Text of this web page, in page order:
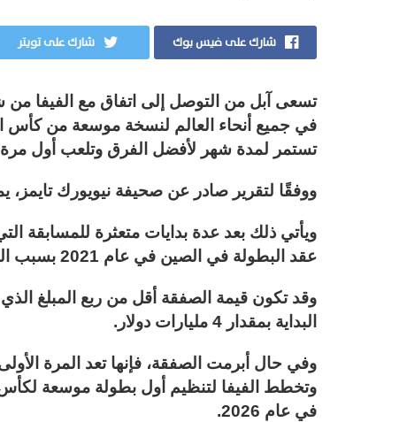
شارك على فيس بوك شارك على تويتر
تسعى آبل من التوصل إلى اتفاق مع الفيفا من
في جميع أنحاء العالم لنسخة موسعة من كأس
تستمر لمدة شهر لأفضل الفرق وتلعب أول مرة
ووفقًا لتقرير صادر عن صحيفة نيويورك
ويأتي ذلك بعد عدة بدايات متعثرة للمسابقة
عقد البطولة في الصين في عام 2021 بسبب الوباء.
وقد تكون قيمة الصفقة أقل من ربع المبلغ الذي
البداية بمقدار 4 مليارات دولار.
وفي حال أبرمت الصفقة، فإنها تعد المرة
في عام 2026.